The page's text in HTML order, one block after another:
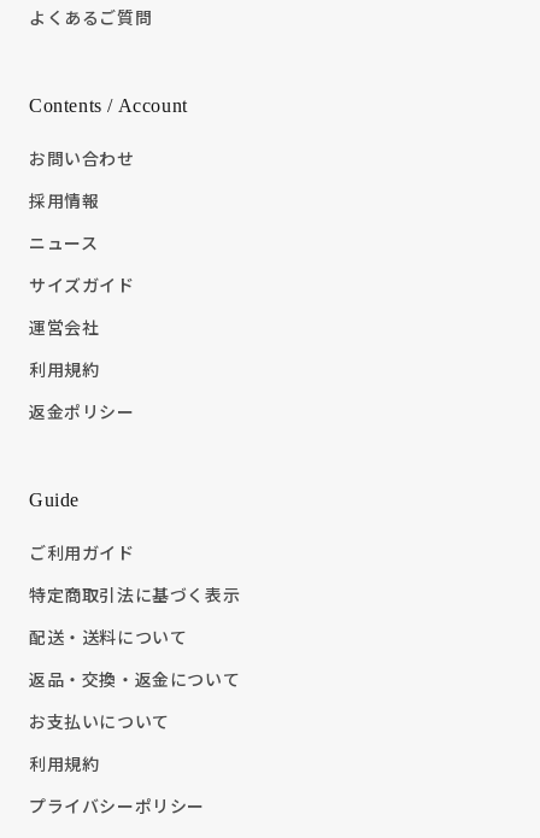
よくあるご質問
Contents / Account
お問い合わせ
採用情報
ニュース
サイズガイド
運営会社
利用規約
返金ポリシー
Guide
ご利用ガイド
特定商取引法に基づく表示
配送・送料について
返品・交換・返金について
お支払いについて
利用規約
プライバシーポリシー